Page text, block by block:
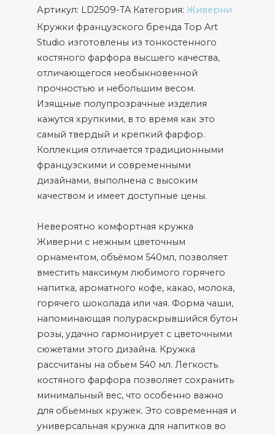
Артикул: LD2509-TA Категория: Живерни
Кружки французского бренда Top Art
Studio изготовлены из тонкостенного
костяного фарфора высшего качества,
отличающегося необыкновенной
прочностью и небольшим весом.
Изящные полупрозрачные изделия
кажутся хрупкими, в то время как это
самый твердый и крепкий фарфор.
Коллекция отличается традиционными
французскими и современными
дизайнами, выполнена с высоким
качеством и имеет доступные цены.
Невероятно комфортная кружка
Живерни с нежным цветочным
орнаментом, объёмом 540мл, позволяет
вместить максимум любимого горячего
напитка, ароматного кофе, какао, молока,
горячего шоколада или чая. Форма чаши,
напоминающая полураскрывшийся бутон
розы, удачно гармонирует с цветочными
сюжетами этого дизайна. Кружка
рассчитаны на обьем 540 мл. Легкость
костяного фарфора позволяет сохранить
минимальный вес, что особенно важно
для обьемных кружек. Это современная и
универсальная кружка для напитков во